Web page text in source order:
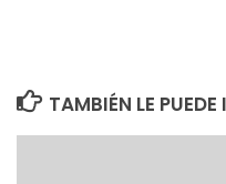
TAMBIÉN LE PUEDE